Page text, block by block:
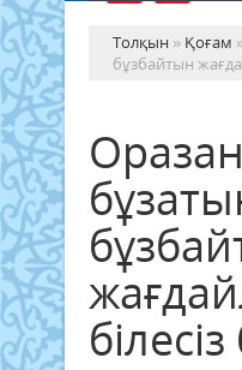
Толқын » Қоғам
бұзбайтын